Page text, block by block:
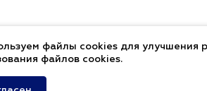
файлы cookies для улучшения
файлов cookies.